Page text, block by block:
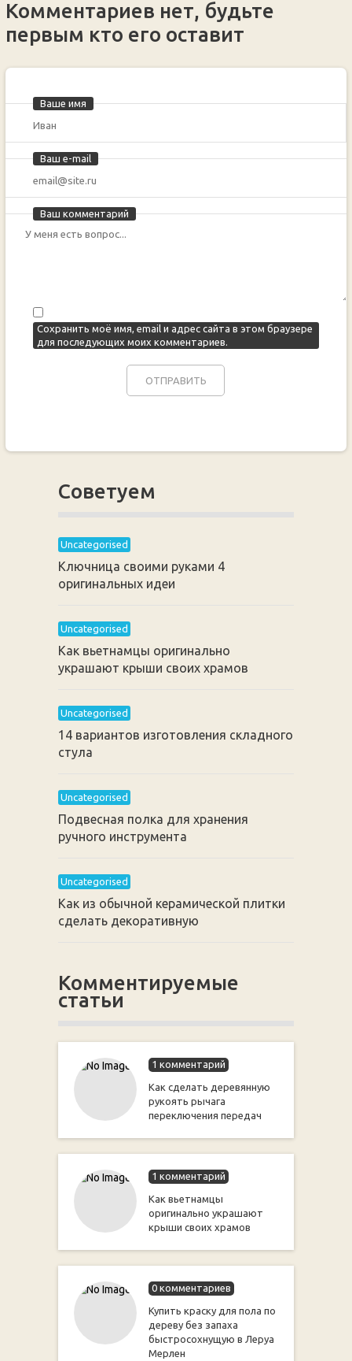
Комментариев нет, будьте
первым кто его оставит
Ваше имя
Ваш e-mail
Ваш комментарий
Сохранить моё имя, email и адрес сайта в этом браузере
для последующих моих комментариев.
Советуем
Uncategorised
Ключница своими руками 4
оригинальных идеи
Uncategorised
Как вьетнамцы оригинально
украшают крыши своих храмов
Uncategorised
14 вариантов изготовления складного
стула
Uncategorised
Подвесная полка для хранения
ручного инструмента
Uncategorised
Как из обычной керамической плитки
сделать декоративную
Комментируемые
статьи
1 комментарий
Как сделать деревянную
рукоять рычага
переключения передач
1 комментарий
Как вьетнамцы
оригинально украшают
крыши своих храмов
0 комментариев
Купить краску для пола по
дереву без запаха
быстросохнущую в Леруа
Мерлен